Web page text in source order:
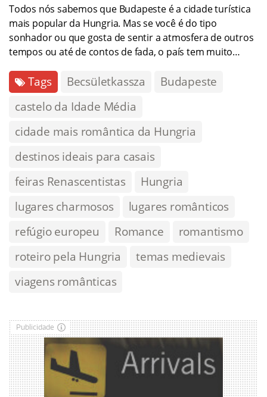
Todos nós sabemos que Budapeste é a cidade turística
mais popular da Hungria. Mas se você é do tipo
sonhador ou que gosta de sentir a atmosfera de outros
tempos ou até de contos de fada, o país tem muito…
Tags Becsületkassza
Budapeste
castelo da Idade Média
cidade mais romântica da Hungria
destinos ideais para casais
feiras Renascentistas
Hungria
lugares charmosos
lugares românticos
refúgio europeu
Romance
romantismo
roteiro pela Hungria
temas medievais
viagens românticas
Publicidade